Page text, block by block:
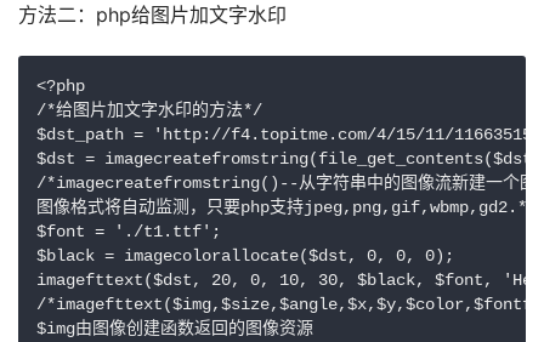
方法二：php给图片加文字水印
<?php
/*给图片加文字水印的方法*/
$dst_path = 'http://f4.topitme.com/4/15/11/
$dst =
/*imagecreatefromstring()--从字符串中的图像流新建一个图像
图像格式将自动监测，只要php支持jpeg,png,gif,wbmp,gd2.*/
$font = './t1.ttf';
$black = imagecolorallocate($dst, 0, 0, 0);
imagefttext($dst, 20, 0, 10, 30, $black, $font,
/
$img由图像创建函数返回的图像资源